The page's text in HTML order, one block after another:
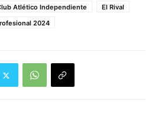
Atlético Independiente
El Rival
2024